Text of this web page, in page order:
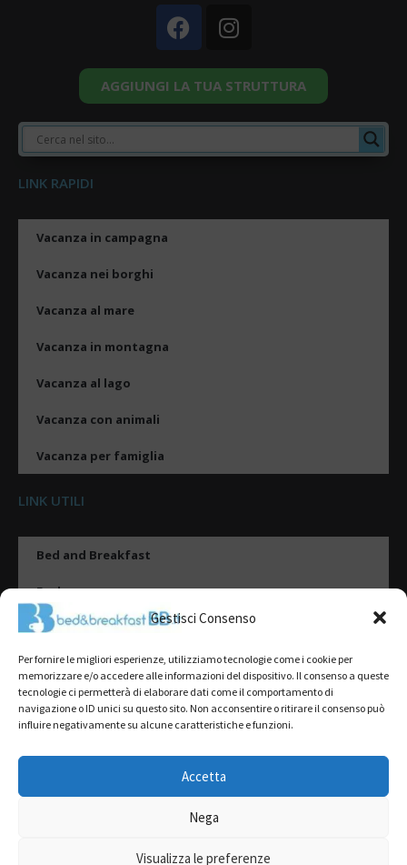
Gestisci Consenso
Per fornire le migliori esperienze, utilizziamo tecnologie come i cookie per
memorizzare e/o accedere alle informazioni del dispositivo. Il consenso a queste
tecnologie ci permetterà di elaborare dati come il comportamento di
navigazione o ID unici su questo sito. Non acconsentire o ritirare il consenso può
influire negativamente su alcune caratteristiche e funzioni.
Accetta
Nega
Visualizza le preferenze
AGGIUNGI LA TUA STRUTTURA
LINK RAPIDI
Vacanza in campagna
Vacanza nei borghi
Vacanza al mare
Vacanza in montagna
Vacanza al lago
Vacanza con animali
Vacanza per famiglia
LINK UTILI
Bed and Breakfast
Esplora
Tipologie di alloggio
Destinazioni
Il mio account
2022@ All Rights Reserved | Tutti i contenuti ed i diritti sono riservati, è